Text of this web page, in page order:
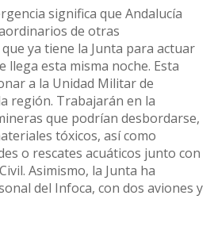
significa que Andalucía
de otras
ya tiene la Junta para actuar
llega esta misma noche. Esta
a la Unidad Militar de
región. Trabajarán en la
que podrían desbordarse,
tóxicos, así como
o rescates acuáticos junto con
Asimismo, la Junta ha
del Infoca, con dos aviones y